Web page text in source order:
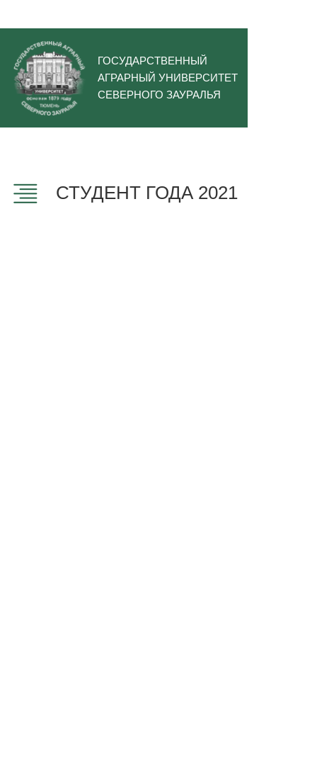
ГОСУДАРСТВЕННЫЙ
АГРАРНЫЙ УНИВЕРСИТЕТ
СЕВЕРНОГО ЗАУРАЛЬЯ
СТУДЕНТ ГОДА 2021